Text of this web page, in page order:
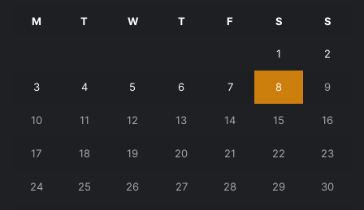
M T W T F S S
1 2
3 4 5 6 7 8 9
10 11 12 13 14 15 16
17 18 19 20 21 22 23
24 25 26 27 28 29 30